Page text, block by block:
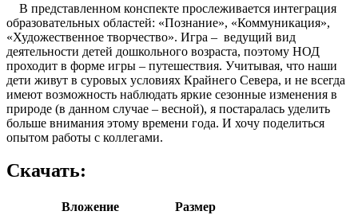
В представленном конспекте прослеживается интеграция
образовательных областей: «Познание», «Коммуникация»,
«Художественное творчество». Игра – ведущий вид
деятельности детей дошкольного возраста, поэтому НОД
проходит в форме игры – путешествия. Учитывая, что наши
дети живут в суровых условиях Крайнего Севера, и не всегда
имеют возможность наблюдать яркие сезонные изменения в
природе (в данном случае – весной), я постаралась уделить
больше внимания этому времени года. И хочу поделиться
опытом работы с коллегами.
Скачать:
Вложение
Размер